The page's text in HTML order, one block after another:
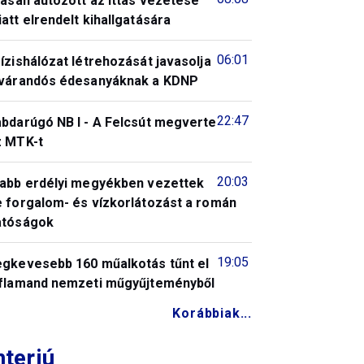
elrendelt kihallgatására
06:01
létrehozását javasolja
édesanyáknak a KDNP
22:47
NB I - A Felcsút megverte
MTK-t
20:03
erdélyi megyékben vezettek
forgalom- és vízkorlátozást a román
19:05
160 műalkotás tűnt el
nemzeti műgyűjteményből
Korábbiak...